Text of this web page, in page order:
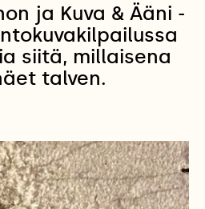
ja Kuva & Ääni -
siitä, millaisena
talven.